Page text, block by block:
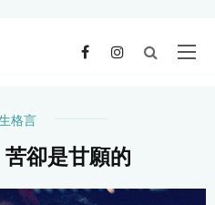
格言
卻是甘願的